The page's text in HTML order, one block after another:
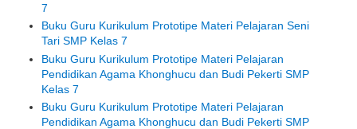
7
Buku Guru Kurikulum Prototipe Materi Pelajaran Seni
Tari SMP Kelas 7
Buku Guru Kurikulum Prototipe Materi Pelajaran
Pendidikan Agama Khonghucu dan Budi Pekerti SMP
Kelas 7
Buku Guru Kurikulum Prototipe Materi Pelajaran
Pendidikan Agama Khonghucu dan Budi Pekerti SMP